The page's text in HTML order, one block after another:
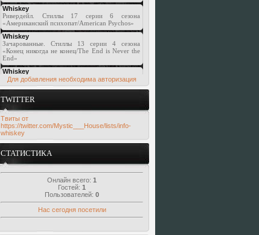
Для добавления необходима авторизация
TWITTER
Твиты от
https://twitter.com/Mystic___House/lists/info-
whiskey
СТАТИСТИКА
Онлайн всего: 1
Гостей: 1
Пользователей: 0
Нас сегодня посетили